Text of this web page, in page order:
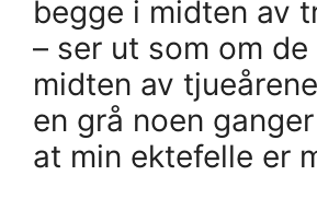
begge i midten av
– ser ut som om de
midten av
en grå noen
at min ektefelle er